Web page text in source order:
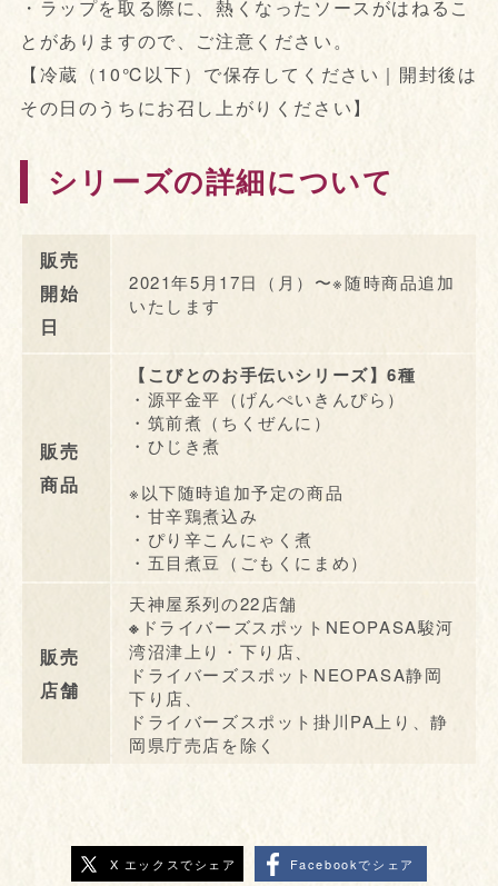
・ラップを取る際に、熱くなったソースがはねるこ
とがありますので、ご注意ください。
【冷蔵（10℃以下）で保存してください｜開封後は
その日のうちにお召し上がりください】
シリーズの詳細について
販売
開始
日
2021年5月17日（月）〜※随時商品追加
いたします
販売
商品
【こびとのお手伝いシリーズ】6種
・源平金平（げんぺいきんぴら）
・筑前煮（ちくぜんに）
・ひじき煮
※以下随時追加予定の商品
・甘辛鶏煮込み
・ぴり辛こんにゃく煮
・五目煮豆（ごもくにまめ）
販売
店舗
天神屋系列の22店舗
※ ドライバーズスポットNEOPASA駿河
湾沼津上り・下り店、
ドライバーズスポットNEOPASA静岡
下り店、
ドライバーズスポット掛川PA上り、静
岡県庁売店を除く
X エックスでシェア Facebookでシェア